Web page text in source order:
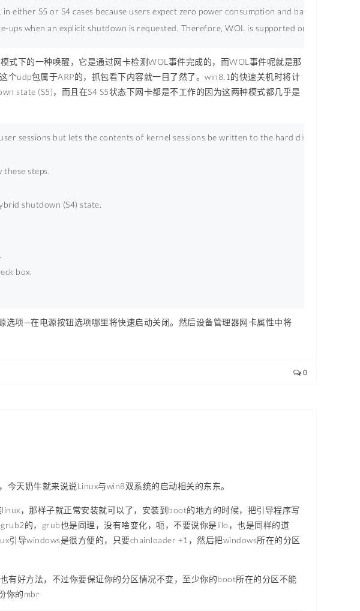
either S5 or S4 cases because users expect zero power consumption and battery drain
when an explicit shutdown is requested. Therefore, WOL is supported only from
式下的一种唤醒，它是通过网卡检测WOL事件完成的，而WOL事件呢就是那
个udp包属于ARP的，抓包看下内容就一目了然了。win8.1的快速关机时将计
state (S5)，而且在S4 S5状态下网卡都是不工作的因为这两种模式都几乎是
sessions but lets the contents of kernel sessions be written to the hard disk. This
these steps.
shutdown (S4) state.
box.
项—在电源按钮选项哪里将快速启动关闭。然后设备管理器网卡属性中将
0
天奶牛就来说说Linux与win8双系统的启动相关的东东。
，那样子就正常安装就可以了，安装到boot的地方的时候，把引导程序写
的，grub也是同理，没有啥变化，呃，不要说你是lilo，也是同样的道
引导windows是很方便的，只要chainloader +1，然后把windows所在的分区
有好方法，不过你要保证你的分区情况不变，至少你的boot所在的分区不能
你的mbr